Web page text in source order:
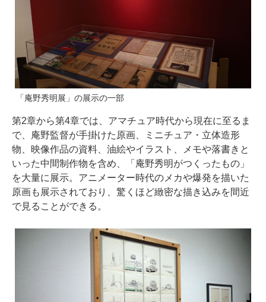
「庵野秀明展」の展示の一部
第2章から第4章では、アマチュア時代から現在に至るま
で、庵野監督が手掛けた原画、ミニチュア・立体造形
物、映像作品の資料、油絵やイラスト、メモや落書きと
いった中間制作物を含め、「庵野秀明がつくったもの」
を大量に展示。アニメーター時代のメカや爆発を描いた
原画も展示されており、驚くほど緻密な描き込みを間近
で見ることができる。